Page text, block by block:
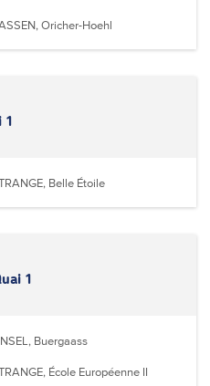
Oricher-Hoehl
1
Belle Étoile
1
Buergaass
École Européenne II